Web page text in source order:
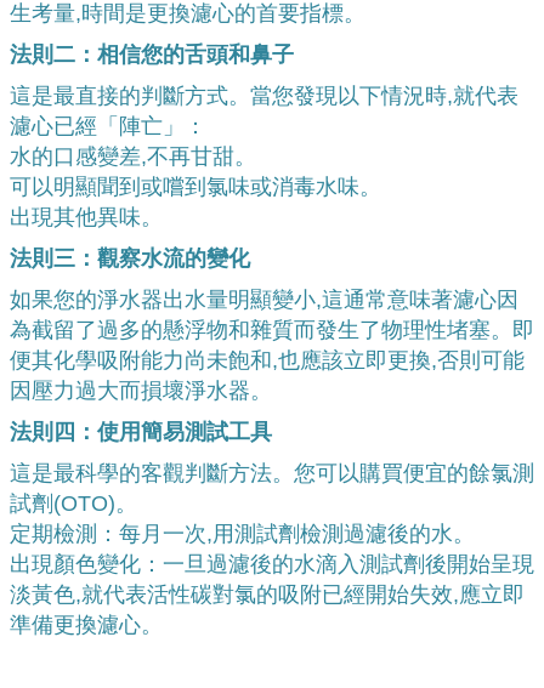
生考量,時間是更換濾心的首要指標。
法則二：相信您的舌頭和鼻子
這是最直接的判斷方式。當您發現以下情況時,就代表
濾心已經「陣亡」：
水的口感變差,不再甘甜。
可以明顯聞到或嚐到氯味或消毒水味。
出現其他異味。
法則三：觀察水流的變化
如果您的淨水器出水量明顯變小,這通常意味著濾心因
為截留了過多的懸浮物和雜質而發生了物理性堵塞。即
便其化學吸附能力尚未飽和,也應該立即更換,否則可能
因壓力過大而損壞淨水器。
法則四：使用簡易測試工具
這是最科學的客觀判斷方法。您可以購買便宜的餘氯測
試劑(OTO)。
定期檢測：每月一次,用測試劑檢測過濾後的水。
出現顏色變化：一旦過濾後的水滴入測試劑後開始呈現
淡黃色,就代表活性碳對氯的吸附已經開始失效,應立即
準備更換濾心。